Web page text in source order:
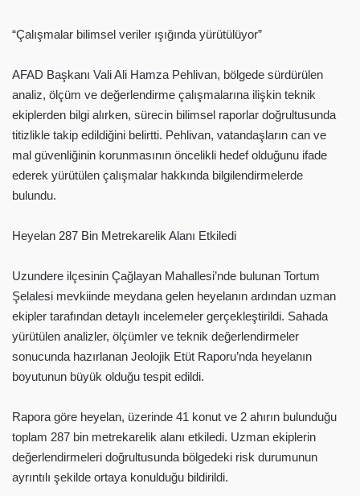
“Çalışmalar bilimsel veriler ışığında yürütülüyor”
AFAD Başkanı Vali Ali Hamza Pehlivan, bölgede sürdürülen
analiz, ölçüm ve değerlendirme çalışmalarına ilişkin teknik
ekiplerden bilgi alırken, sürecin bilimsel raporlar doğrultusunda
titizlikle takip edildiğini belirtti. Pehlivan, vatandaşların can ve
mal güvenliğinin korunmasının öncelikli hedef olduğunu ifade
ederek yürütülen çalışmalar hakkında bilgilendirmelerde
bulundu.
Heyelan 287 Bin Metrekarelik Alanı Etkiledi
Uzundere ilçesinin Çağlayan Mahallesi’nde bulunan Tortum
Şelalesi mevkiinde meydana gelen heyelanın ardından uzman
ekipler tarafından detaylı incelemeler gerçekleştirildi. Sahada
yürütülen analizler, ölçümler ve teknik değerlendirmeler
sonucunda hazırlanan Jeolojik Etüt Raporu’nda heyelanın
boyutunun büyük olduğu tespit edildi.
Rapora göre heyelan, üzerinde 41 konut ve 2 ahırın bulunduğu
toplam 287 bin metrekarelik alanı etkiledi. Uzman ekiplerin
değerlendirmeleri doğrultusunda bölgedeki risk durumunun
ayrıntılı şekilde ortaya konulduğu bildirildi.